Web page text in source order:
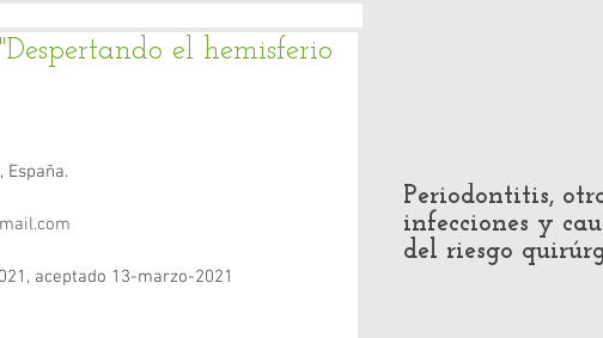
el hemisferio
España.
aceptado 13-marzo-2021
Periodontitis,
infecciones y
del riesgo